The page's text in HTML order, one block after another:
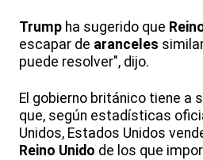
Trump ha sugerido que
escapar de aranceles
puede resolver", dijo.
El gobierno británico tiene a
que, según estadísticas
Unidos, Estados Unidos
Reino Unido de los que